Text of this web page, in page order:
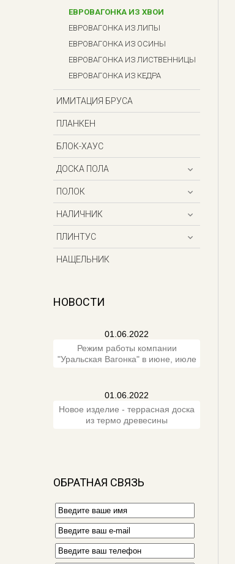
ЕВРОВАГОНКА ИЗ ХВОИ
ЕВРОВАГОНКА ИЗ ЛИПЫ
ЕВРОВАГОНКА ИЗ ОСИНЫ
ЕВРОВАГОНКА ИЗ ЛИСТВЕННИЦЫ
ЕВРОВАГОНКА ИЗ КЕДРА
ИМИТАЦИЯ БРУСА
ПЛАНКЕН
БЛОК-ХАУС
ДОСКА ПОЛА
ПОЛОК
НАЛИЧНИК
ПЛИНТУС
НАЩЕЛЬНИК
НОВОСТИ
01.06.2022
Режим работы компании
"Уральская Вагонка" в июне, июле
01.06.2022
Новое изделие - террасная доска
из термо древесины
ОБРАТНАЯ СВЯЗЬ